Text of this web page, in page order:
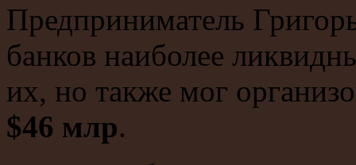
Предприниматель
банков наиболее
их, но также мог
$46 млр.